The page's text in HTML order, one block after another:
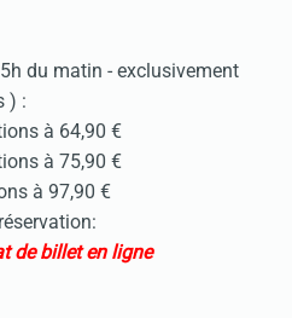
du matin - exclusivement
) :
à 64,90 €
à 75,90 €
à 97,90 €
de billet en ligne